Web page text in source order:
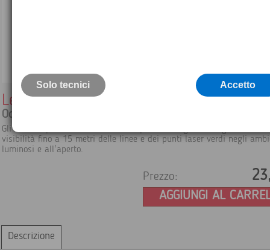
Leica GLB 10G
Occhiali per laser Leica
Gli occhiali per laser Leica GLB 10G possono migliorare
visibilità fino a 15 metri delle linee e dei punti laser verdi negli
luminosi e all'aperto.
Prezzo:
AGGIUNGI AL
Descrizione
Solo tecnici Accetto